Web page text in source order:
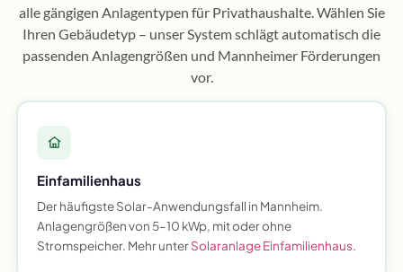
alle gängigen Anlagentypen für Privathaushalte. Wählen Sie
Ihren Gebäudetyp – unser System schlägt automatisch die
passenden Anlagengrößen und Mannheimer Förderungen
vor.
Einfamilienhaus
Der häufigste Solar-Anwendungsfall in Mannheim.
Anlagengrößen von 5–10 kWp, mit oder ohne
Stromspeicher. Mehr unterSolaranlage Einfamilienhaus.